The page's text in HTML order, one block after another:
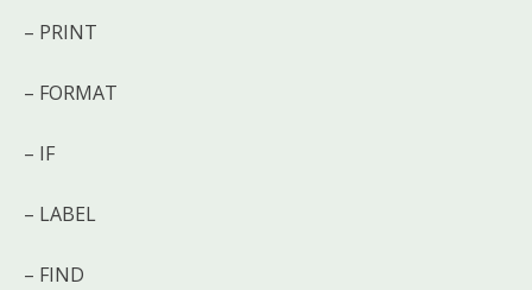
– PRINT
– FORMAT
– IF
– LABEL
– FIND